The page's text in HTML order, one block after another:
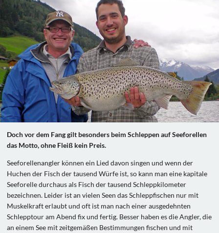
Doch vor dem Fang gilt besonders beim Schleppen auf Seeforellen
das Motto, ohne Fleiß kein Preis.
Seeforellenangler können ein Lied davon singen und wenn der
Huchen der Fisch der tausend Würfe ist, so kann man eine kapitale
Seeforelle durchaus als Fisch der tausend Schleppkilometer
bezeichnen. Leider ist an vielen Seen das Schleppfischen nur mit
Muskelkraft erlaubt und oft ist man nach einer ausgedehnten
Schlepptour am Abend fix und fertig. Besser haben es die Angler, die
an einem See mit zeitgemäßen Bestimmungen fischen und mit